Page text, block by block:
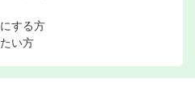
する方
い方